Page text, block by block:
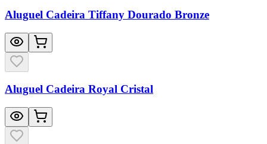
Aluguel Cadeira Tiffany Dourado Bronze
Aluguel Cadeira Royal Cristal